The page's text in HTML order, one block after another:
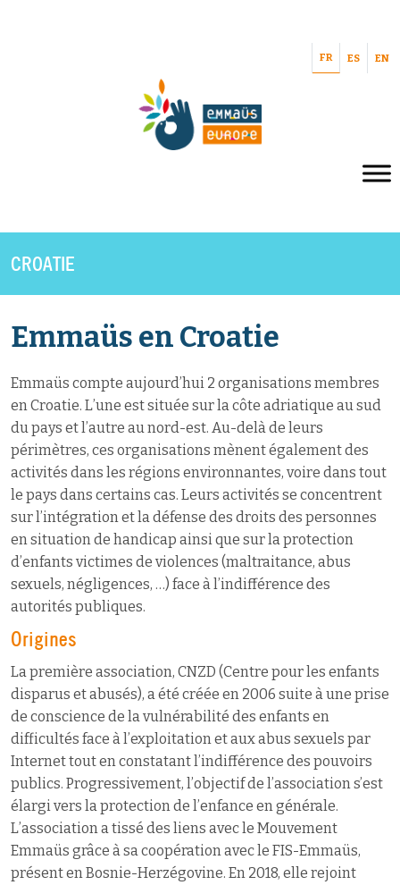
FR ES EN
CROATIE
Emmaüs en Croatie
Emmaüs compte aujourd’hui 2 organisations membres
en Croatie. L’une est située sur la côte adriatique au sud
du pays et l’autre au nord-est. Au-delà de leurs
périmètres, ces organisations mènent également des
activités dans les régions environnantes, voire dans tout
le pays dans certains cas. Leurs activités se concentrent
sur l’intégration et la défense des droits des personnes
en situation de handicap ainsi que sur la protection
d’enfants victimes de violences (maltraitance, abus
sexuels, négligences, …) face à l’indifférence des
autorités publiques.
Origines
La première association, CNZD (Centre pour les enfants
disparus et abusés), a été créée en 2006 suite à une prise
de conscience de la vulnérabilité des enfants en
difficultés face à l’exploitation et aux abus sexuels par
Internet tout en constatant l’indifférence des pouvoirs
publics. Progressivement, l’objectif de l’association s’est
élargi vers la protection de l’enfance en générale.
L’association a tissé des liens avec le Mouvement
Emmaüs grâce à sa coopération avec le FIS-Emmaüs,
présent en Bosnie-Herzégovine. En 2018, elle rejoint